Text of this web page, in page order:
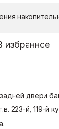
избранное
двери
223-й, 119-й